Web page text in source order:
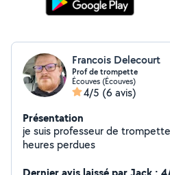
Francois Delecourt
Prof de trompette
Écouves (Écouves)
4/5 (6 avis)
Présentation
je suis professeur de
heures perdues